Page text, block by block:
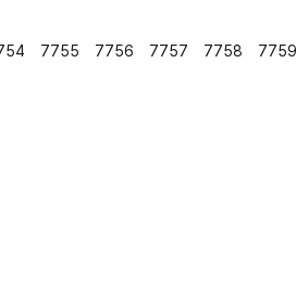
7755 7756 7757 7758 7759